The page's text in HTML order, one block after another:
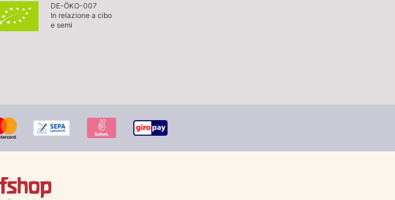
DE-ÖKO-007
In relazione a cibo
e semi